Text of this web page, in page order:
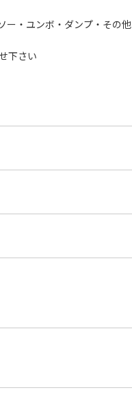
ー・ユンボ・ダンプ・その他
下さい